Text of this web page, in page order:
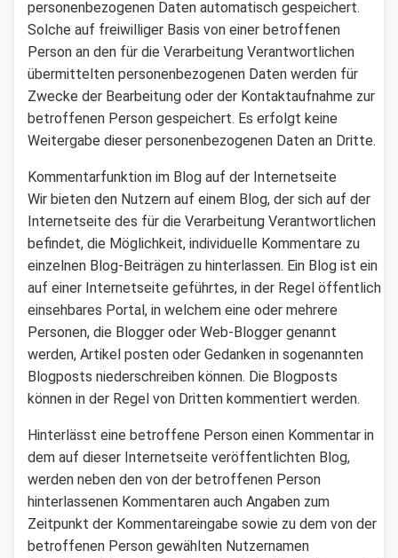
personenbezogenen Daten automatisch gespeichert.
Solche auf freiwilliger Basis von einer betroffenen
Person an den für die Verarbeitung Verantwortlichen
übermittelten personenbezogenen Daten werden für
Zwecke der Bearbeitung oder der Kontaktaufnahme zur
betroffenen Person gespeichert. Es erfolgt keine
Weitergabe dieser personenbezogenen Daten an Dritte.
Kommentarfunktion im Blog auf der Internetseite
Wir bieten den Nutzern auf einem Blog, der sich auf der
Internetseite des für die Verarbeitung Verantwortlichen
befindet, die Möglichkeit, individuelle Kommentare zu
einzelnen Blog-Beiträgen zu hinterlassen. Ein Blog ist ein
auf einer Internetseite geführtes, in der Regel öffentlich
einsehbares Portal, in welchem eine oder mehrere
Personen, die Blogger oder Web-Blogger genannt
werden, Artikel posten oder Gedanken in sogenannten
Blogposts niederschreiben können. Die Blogposts
können in der Regel von Dritten kommentiert werden.
Hinterlässt eine betroffene Person einen Kommentar in
dem auf dieser Internetseite veröffentlichten Blog,
werden neben den von der betroffenen Person
hinterlassenen Kommentaren auch Angaben zum
Zeitpunkt der Kommentareingabe sowie zu dem von der
betroffenen Person gewählten Nutzernamen